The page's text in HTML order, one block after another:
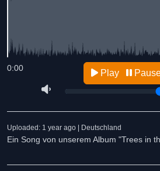
0:00 Play
Uploaded: 1 year ago | Deutschland
Ein Song von unserem Album "Trees in